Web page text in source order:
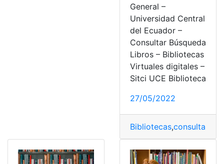
General –
Universidad Central
del Ecuador –
Consultar Búsqueda
Libros – Bibliotecas
Virtuales digitales –
Sitci UCE Biblioteca
27/05/2022
Bibliotecas,consultar